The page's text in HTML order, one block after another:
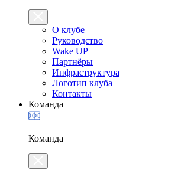
О клубе
Руководство
Wake UP
Партнёры
Инфраструктура
Логотип клуба
Контакты
Команда
Команда